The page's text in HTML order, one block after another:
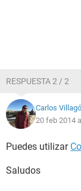
RESPUESTA 2 / 2
Carlos
20 feb 2014
Puedes utilizar
Saludos